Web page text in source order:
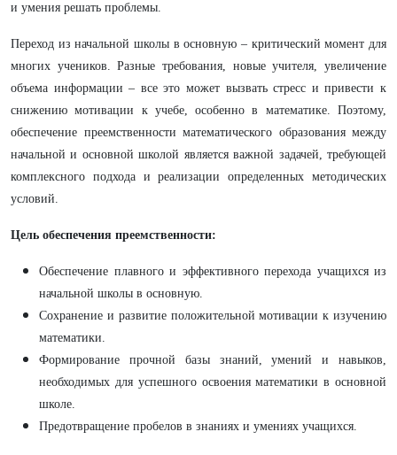
и умения решать проблемы.
Переход из начальной школы в основную – критический момент для
многих учеников. Разные требования, новые учителя, увеличение
объема информации – все это может вызвать стресс и привести к
снижению мотивации к учебе, особенно в математике. Поэтому,
обеспечение преемственности математического образования между
начальной и основной школой является важной задачей, требующей
комплексного подхода и реализации определенных методических
условий.
Цель обеспечения преемственности:
Обеспечение плавного и эффективного перехода учащихся из
начальной школы в основную.
Сохранение и развитие положительной мотивации к изучению
математики.
Формирование прочной базы знаний, умений и навыков,
необходимых для успешного освоения математики в основной
школе.
Предотвращение пробелов в знаниях и умениях учащихся.